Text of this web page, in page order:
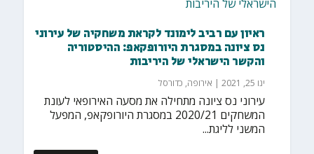
ראיון עם רביב לימונד לקראת משחקיה של עירוני
נס ציונה במסגרת היורופקאפ: ההיסטוריה
והקשר הישראלי של היריבות
ינו 25, 2021 | אירופה, כדורסל
עירוני נס ציונה מתחילה את מסעה האירופאי לעונת
המשחקים 2020/21 במסגרת היורופקאפ, המפעל
המשני לליגת...